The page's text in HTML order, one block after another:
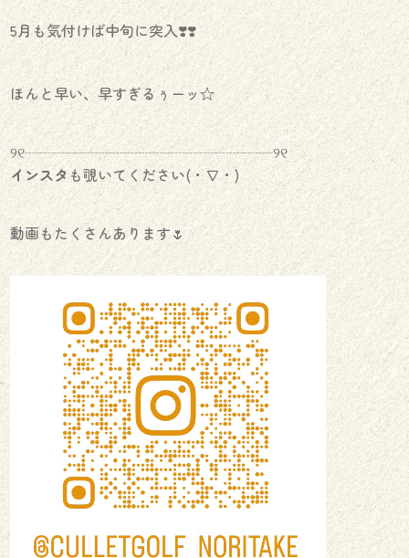
5月も気付けば中旬に突入❣️❣️
ほんと早い、早すぎるぅーッ☆
୨୧┈┈┈┈┈┈┈┈┈┈┈┈┈┈┈┈┈୨୧
インスタも覗いてください(・∇・)
動画もたくさんあります🌷